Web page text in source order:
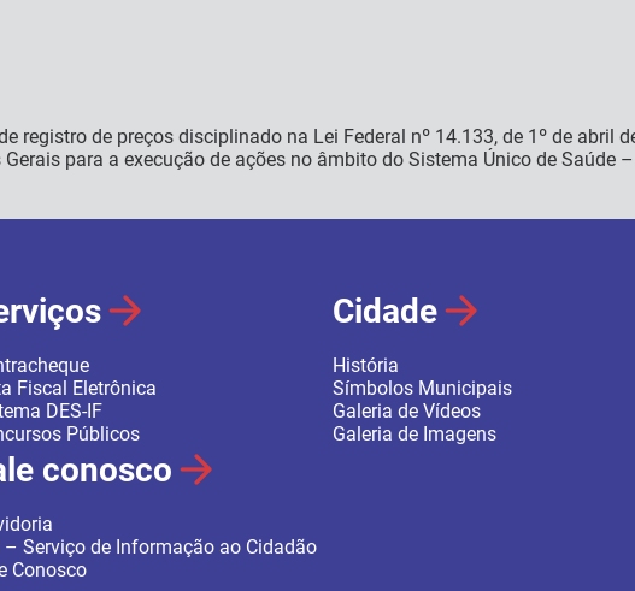
registro de preços disciplinado na Lei Federal nº 14.133, de 1º de abril
para a execução de ações no âmbito do Sistema Único de Saúde –
Fiscal Eletrônica
DES-IF
Públicos
conosco
– Serviço de Informação ao Cidadão
Conosco
Cidade
História
Símbolos Municipais
Galeria de Vídeos
Galeria de Imagens